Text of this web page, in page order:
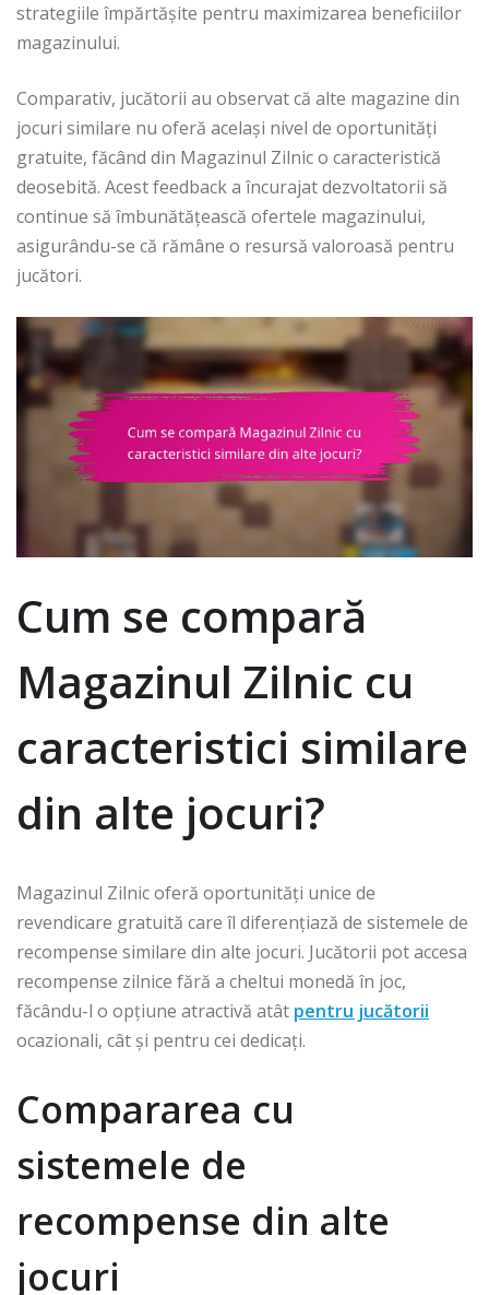
strategiile împărtășite pentru maximizarea beneficiilor
magazinului.
Comparativ, jucătorii au observat că alte magazine din
jocuri similare nu oferă același nivel de oportunități
gratuite, făcând din Magazinul Zilnic o caracteristică
deosebită. Acest feedback a încurajat dezvoltatorii să
continue să îmbunătățească ofertele magazinului,
asigurându-se că rămâne o resursă valoroasă pentru
jucători.
Cum se compară
Magazinul Zilnic cu
caracteristici similare
din alte jocuri?
Magazinul Zilnic oferă oportunități unice de
revendicare gratuită care îl diferențiază de sistemele de
recompense similare din alte jocuri. Jucătorii pot accesa
recompense zilnice fără a cheltui monedă în joc,
făcându-l o opțiune atractivă atât pentru jucătorii
ocazionali, cât și pentru cei dedicați.
Compararea cu
sistemele de
recompense din alte
jocuri